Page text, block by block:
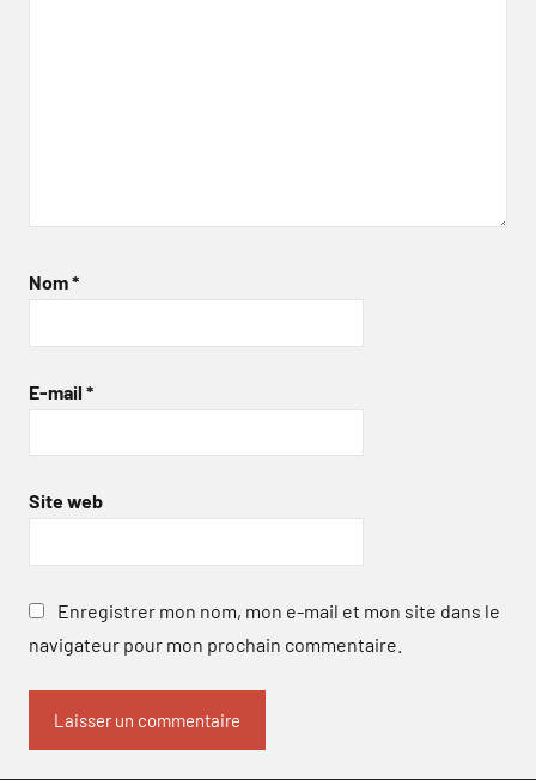
Nom*
E-mail *
Site web
Enregistrer mon nom, mon e-mail et mon site dans le
navigateur pour mon prochain commentaire.